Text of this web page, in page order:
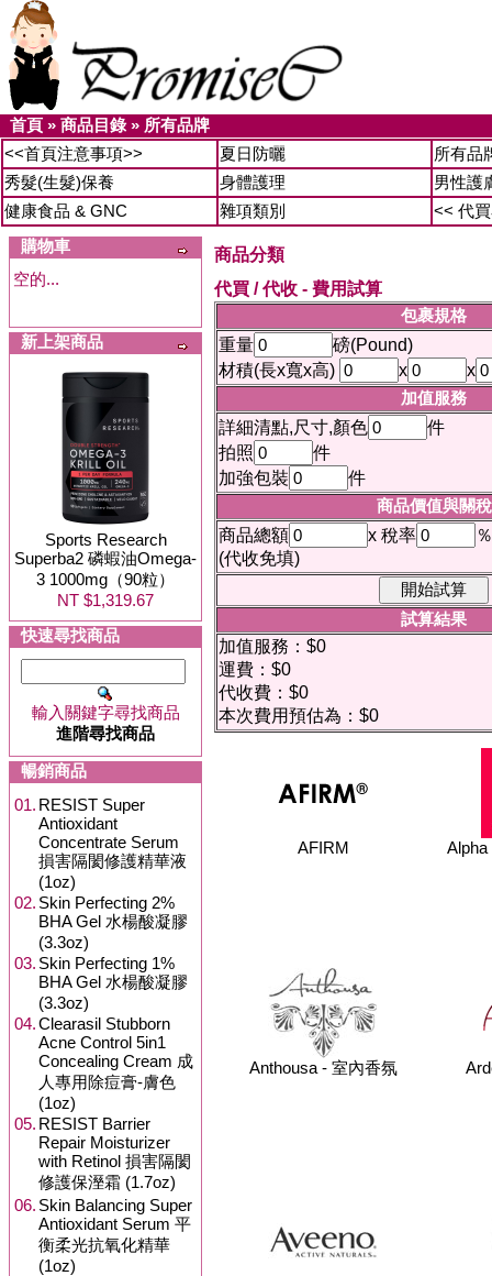
首頁 » 商品目錄» 所有品牌
<<首頁注意事項>>
夏日防曬
所有品
秀髮(生髮)保養
身體護理
男性護
健康食品 & GNC
雜項類別
<< 代
購物車
空的...
新上架商品
Sports Research
Superba2 磷蝦油Omega-
3 1000mg（90粒）
NT $1,319.67
快速尋找商品
輸入關鍵字尋找商品
進階尋找商品
暢銷商品
01. RESIST Super
Antioxidant
Concentrate Serum
損害隔閡修護精華液
(1oz)
02. Skin Perfecting 2%
BHA Gel 水楊酸凝膠
(3.3oz)
03. Skin Perfecting 1%
BHA Gel 水楊酸凝膠
(3.3oz)
04.Clearasil Stubborn
Acne Control 5in1
Concealing Cream 成
人專用除痘膏-膚色
(1oz)
05. RESIST Barrier
Repair Moisturizer
with Retinol 損害隔閡
修護保溼霜 (1.7oz)
06. Skin Balancing Super
Antioxidant Serum 平
衡柔光抗氧化精華
(1oz)
商品分類
代買 / 代收 - 費用試算
包裹規格
重量
磅(Pound)
材積(長x寬x高)
x
x
加值服務
詳細清點,尺寸,顏色
件
拍照
件
加強包裝
件
商品價值與關稅
商品總額
x 稅率
％
(代收免填)
試算結果
加值服務：$0
運費：$0
代收費：$0
本次費用預估為：$0
AFIRM
Anthousa - 室內香氛